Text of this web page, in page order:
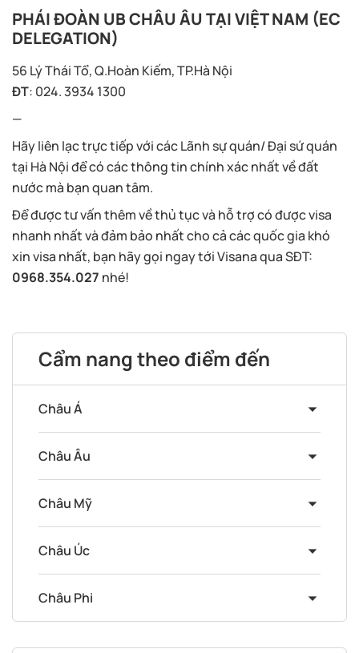
PHÁI ĐOÀN UB CHÂU ÂU TẠI VIỆT NAM (EC
DELEGATION)
56 Lý Thái Tổ, Q.Hoàn Kiếm, TP.Hà Nội
ĐT: 024. 3934 1300
—
Hãy liên lạc trực tiếp với các Lãnh sự quán/ Đại sứ quán
tại Hà Nội để có các thông tin chính xác nhất về đất
nước mà bạn quan tâm.
Để được tư vấn thêm về thủ tục và hỗ trợ có được visa
nhanh nhất và đảm bảo nhất cho cả các quốc gia khó
xin visa nhất, bạn hãy gọi ngay tới Visana qua SĐT:
0968.354.027 nhé!
Cẩm nang theo điểm đến
Châu Á
Châu Âu
Châu Mỹ
Châu Úc
Châu Phi